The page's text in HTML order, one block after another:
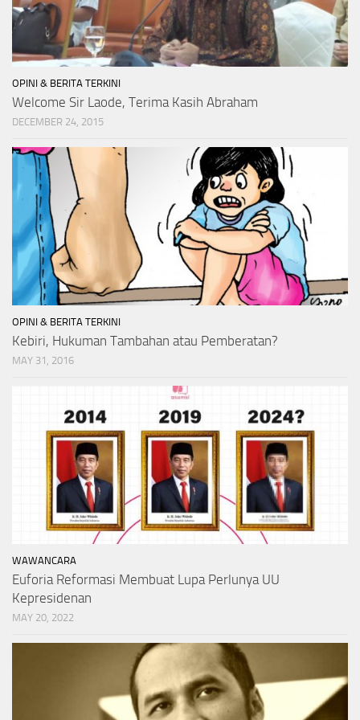
OPINI & BERITA TERKINI
Welcome Sir Laode, Terima Kasih Abraham
DECEMBER 24, 2015
OPINI & BERITA TERKINI
Kebiri, Hukuman Tambahan atau Pemberatan?
MAY 31, 2016
WAWANCARA
Euforia Reformasi Membuat Lupa Perlunya UU
Kepresidenan
MAY 20, 2022